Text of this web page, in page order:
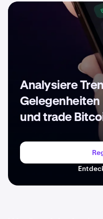
Analysiere
Gelegenheiten
und trade